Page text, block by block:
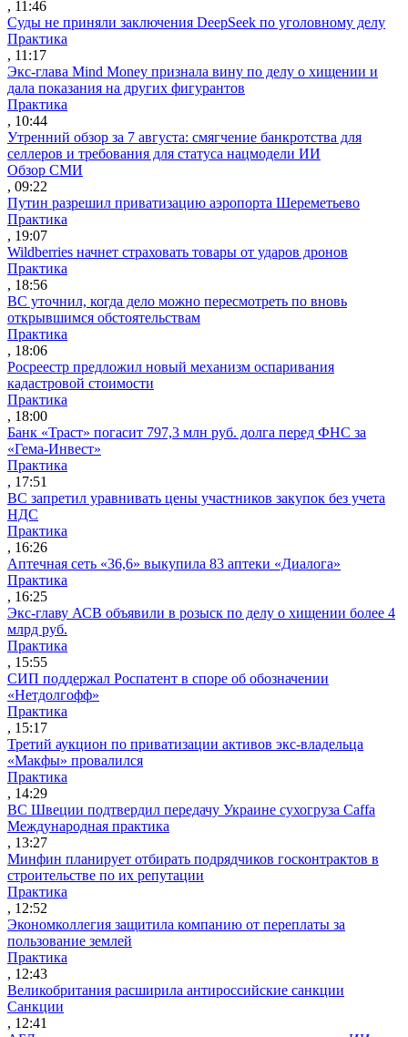
, 11:46
Суды не приняли заключения DeepSeek по уголовному делу
Практика
, 11:17
Экс-глава Mind Money признала вину по делу о хищении и
дала показания на других фигурантов
Практика
, 10:44
Утренний обзор за 7 августа: смягчение банкротства для
селлеров и требования для статуса нацмодели ИИ
Обзор СМИ
, 09:22
Путин разрешил приватизацию аэропорта Шереметьево
Практика
, 19:07
Wildberries начнет страховать товары от ударов дронов
Практика
, 18:56
ВС уточнил, когда дело можно пересмотреть по вновь
открывшимся обстоятельствам
Практика
, 18:06
Росреестр предложил новый механизм оспаривания
кадастровой стоимости
Практика
, 18:00
Банк «Траст» погасит 797,3 млн руб. долга перед ФНС за
«Гема-Инвест»
Практика
, 17:51
ВС запретил уравнивать цены участников закупок без учета
НДС
Практика
, 16:26
Аптечная сеть «36,6» выкупила 83 аптеки «Диалога»
Практика
, 16:25
Экс-главу АСВ объявили в розыск по делу о хищении более 4
млрд руб.
Практика
, 15:55
СИП поддержал Роспатент в споре об обозначении
«Нетдолгофф»
Практика
, 15:17
Третий аукцион по приватизации активов экс-владельца
«Макфы» провалился
Практика
, 14:29
ВС Швеции подтвердил передачу Украине сухогруза Caffa
Международная практика
, 13:27
Минфин планирует отбирать подрядчиков госконтрактов в
строительстве по их репутации
Практика
, 12:52
Экономколлегия защитила компанию от переплаты за
пользование землей
Практика
, 12:43
Великобритания расширила антироссийские санкции
Санкции
, 12:41